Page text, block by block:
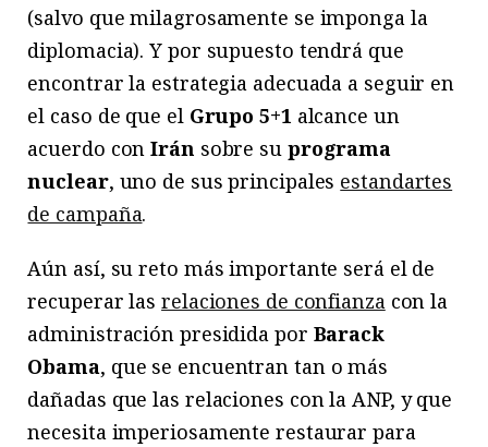
(salvo que milagrosamente se imponga la
diplomacia). Y por supuesto tendrá que
encontrar la estrategia adecuada a seguir en
el caso de que el Grupo 5+1 alcance un
acuerdo conIrán sobre su programa
nuclear, uno de sus principales estandartes
de campaña.
Aún así, su reto más importante será el de
recuperar lasrelaciones de confianzacon la
administración presidida por Barack
Obama, que se encuentran tan o más
dañadas que las relaciones con la ANP, y que
necesita imperiosamente restaurar para